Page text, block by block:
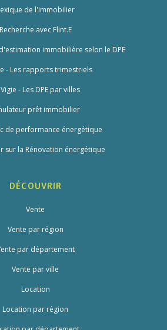
de l'immobilier
Recherche avec Flint.E
immobilière selon le DPE
- Les rapports trimestriels
- Les DPE par villes
prêt immobilier
de performance énergétique
sur la Rénovation énergétique
DÉCOUVRIR
Vente
Vente par région
par département
Vente par ville
Location
Location par région